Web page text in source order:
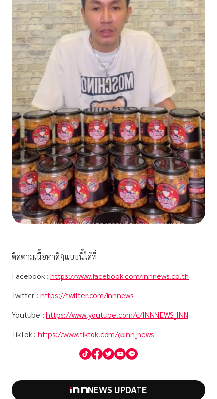
ติดตามเนื้อหาดีๆแบบนี้ได้ที่
Facebook : https://www.facebook.com/innnews.co.th
Twitter : https://twitter.com/innnews
Youtube : https://www.youtube.com/c/INNNEWS_INN
TikTok : https://www.tiktok.com/@inn_news
NEWS UPDATE